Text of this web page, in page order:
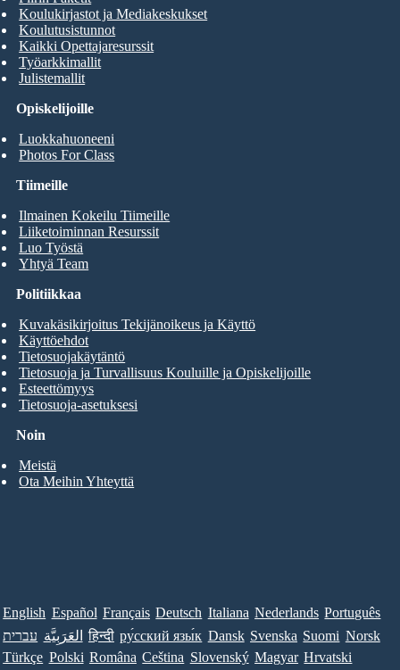
Opiskelijoille
Luokkahuoneeni
Photos For Class
Koulukirjastot ja Mediakeskukset
Koulutusistunnot
Kaikki Opettajaresurssit
Työarkkimallit
Julistemallit
Tiimeille
Ilmainen Kokeilu Tiimeille
Liiketoiminnan Resurssit
Luo Työstä
Yhtyä Team
Noin
Meistä
Ota Meihin Yhteyttä
Politiikkaa
Kuvakäsikirjoitus Tekijänoikeus ja Käyttö
Käyttöehdot
Tietosuojakäytäntö
Tietosuoja ja Turvallisuus Kouluille ja Opiskelijoille
Esteettömyys
Tietosuoja-asetuksesi
English Español Français Deutsch Italiana Nederlands Português
עברית العَرَبِيَّة हिन्दी ру́сский язы́к Dansk Svenska Suomi Norsk
Türkçe Polski Româna Ceština Slovenský Magyar Hrvatski